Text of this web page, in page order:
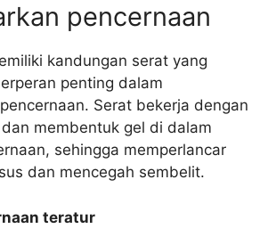
pencernaan
kandungan serat yang
penting dalam
Serat bekerja dengan
membentuk gel di dalam
sehingga memperlancar
dan mencegah sembelit.
teratur